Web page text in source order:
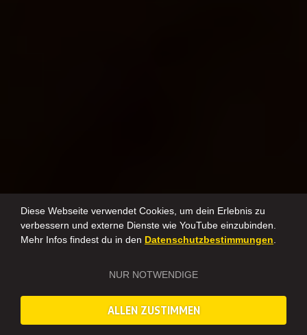
Diese Webseite verwendet Cookies, um dein Erlebnis zu
verbessern und externe Dienste wie YouTube einzubinden.
Mehr Infos findest du in den Datenschutzbestimmungen.
NUR NOTWENDIGE
ALLEN ZUSTIMMEN